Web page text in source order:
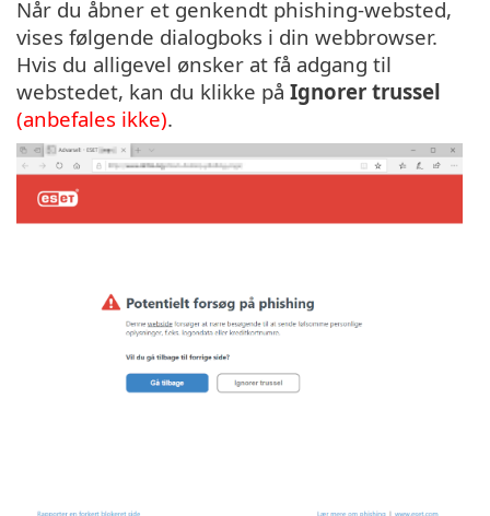
Når du åbner et genkendt phishing-websted,
vises følgende dialogboks i din webbrowser.
Hvis du alligevel ønsker at få adgang til
webstedet, kan du klikke på Ignorer trussel
(anbefales ikke).